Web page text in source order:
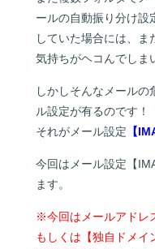
ールの自動振り分け設
していた場合には、ま
気持ちがヘコんでしま
しかしそんなメール
ル設定が有るのです！
それがメール設定 【
今回はメール設定【
ます。
※今回はメールアドレ
もしくは【独自ドメイ